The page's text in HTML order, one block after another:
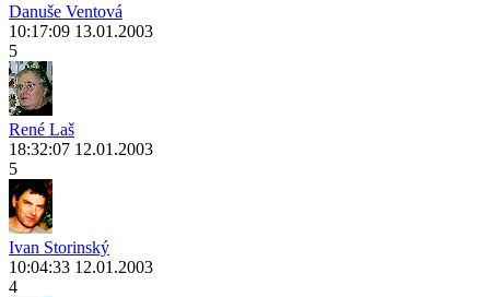
Danuše Ventová
10:17:09 13.01.2003
5
René Laš
18:32:07 12.01.2003
5
Ivan Storinský
10:04:33 12.01.2003
4